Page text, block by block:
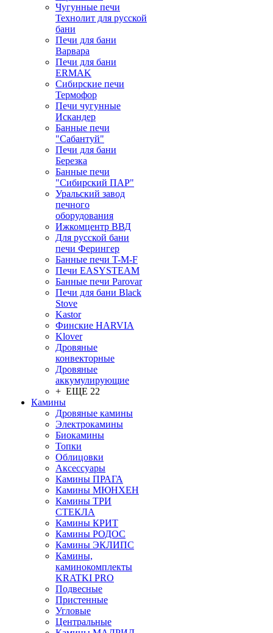
Чугунные печи
Технолит для русской
бани
Печи для бани
Варвара
Печи для бани
ERMAK
Сибирские печи
Термофор
Печи чугунные
Искандер
Банные печи
"Сабантуй"
Печи для бани
Березка
Банные печи
"Сибирский ПАР"
Уральский завод
печного
оборудования
Ижкомцентр ВВД
Для русской бани
печи Ферингер
Банные печи T-M-F
Печи EASYSTEAM
Банные печи Parovar
Печи для бани Black
Stove
Kastor
Финские HARVIA
Klover
Дровяные
конвекторные
Дровяные
аккумулирующие
+ ЕЩЕ 22
Камины
Дровяные камины
Электрокамины
Биокамины
Топки
Облицовки
Аксессуары
Камины ПРАГА
Камины МЮНХЕН
Камины ТРИ
СТЕКЛА
Камины КРИТ
Камины РОДОС
Камины ЭКЛИПС
Камины,
каминокомплекты
KRATKI PRO
Подвесные
Пристенные
Угловые
Центральные